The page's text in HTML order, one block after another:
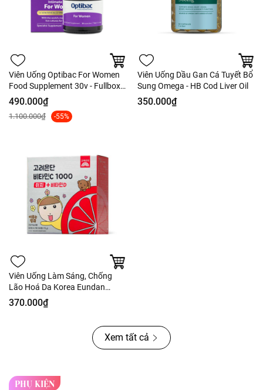
Viên Uống Optibac For Women
Food Supplement 30v - Fullbox
Công Ty
490.000₫
1.100.000₫ -55%
Viên Uống Dầu Gan Cá Tuyết Bổ
Sung Omega - HB Cod Liver Oil
350.000₫
Viên Uống Làm Sáng, Chống
Lão Hoá Da Korea Eundan
Vitamin C1000 Easy + Vitamin D
370.000₫
Xem tất cả
PHỤ KIỆN